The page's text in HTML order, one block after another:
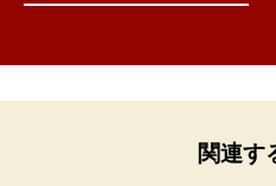
関連す